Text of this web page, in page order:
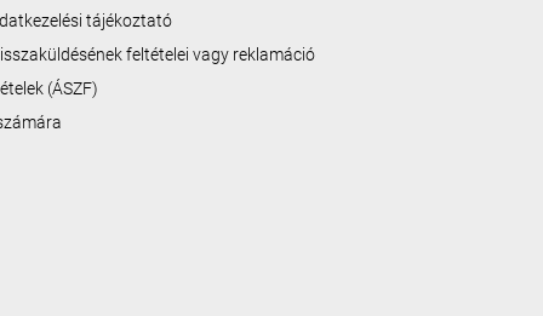
tájékoztató
feltételei vagy reklamáció
(ÁSZF)